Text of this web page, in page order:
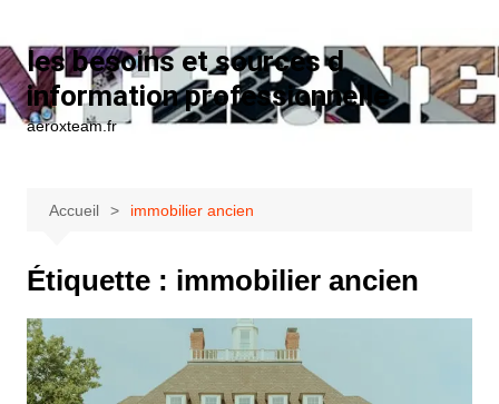
les besoins et sources d
information professionnelle
aeroxteam.fr
Accueil immobilier ancien
Étiquette : immobilier ancien